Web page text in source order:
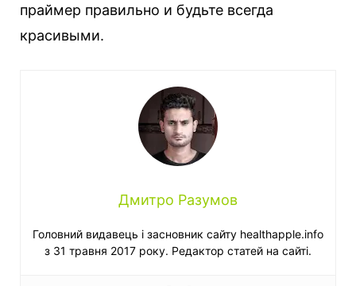
праймер правильно и будьте всегда
красивыми.
Дмитро Разумов
Головний видавець і засновник сайту healthapple.info
з 31 травня 2017 року. Редактор статей на сайті.